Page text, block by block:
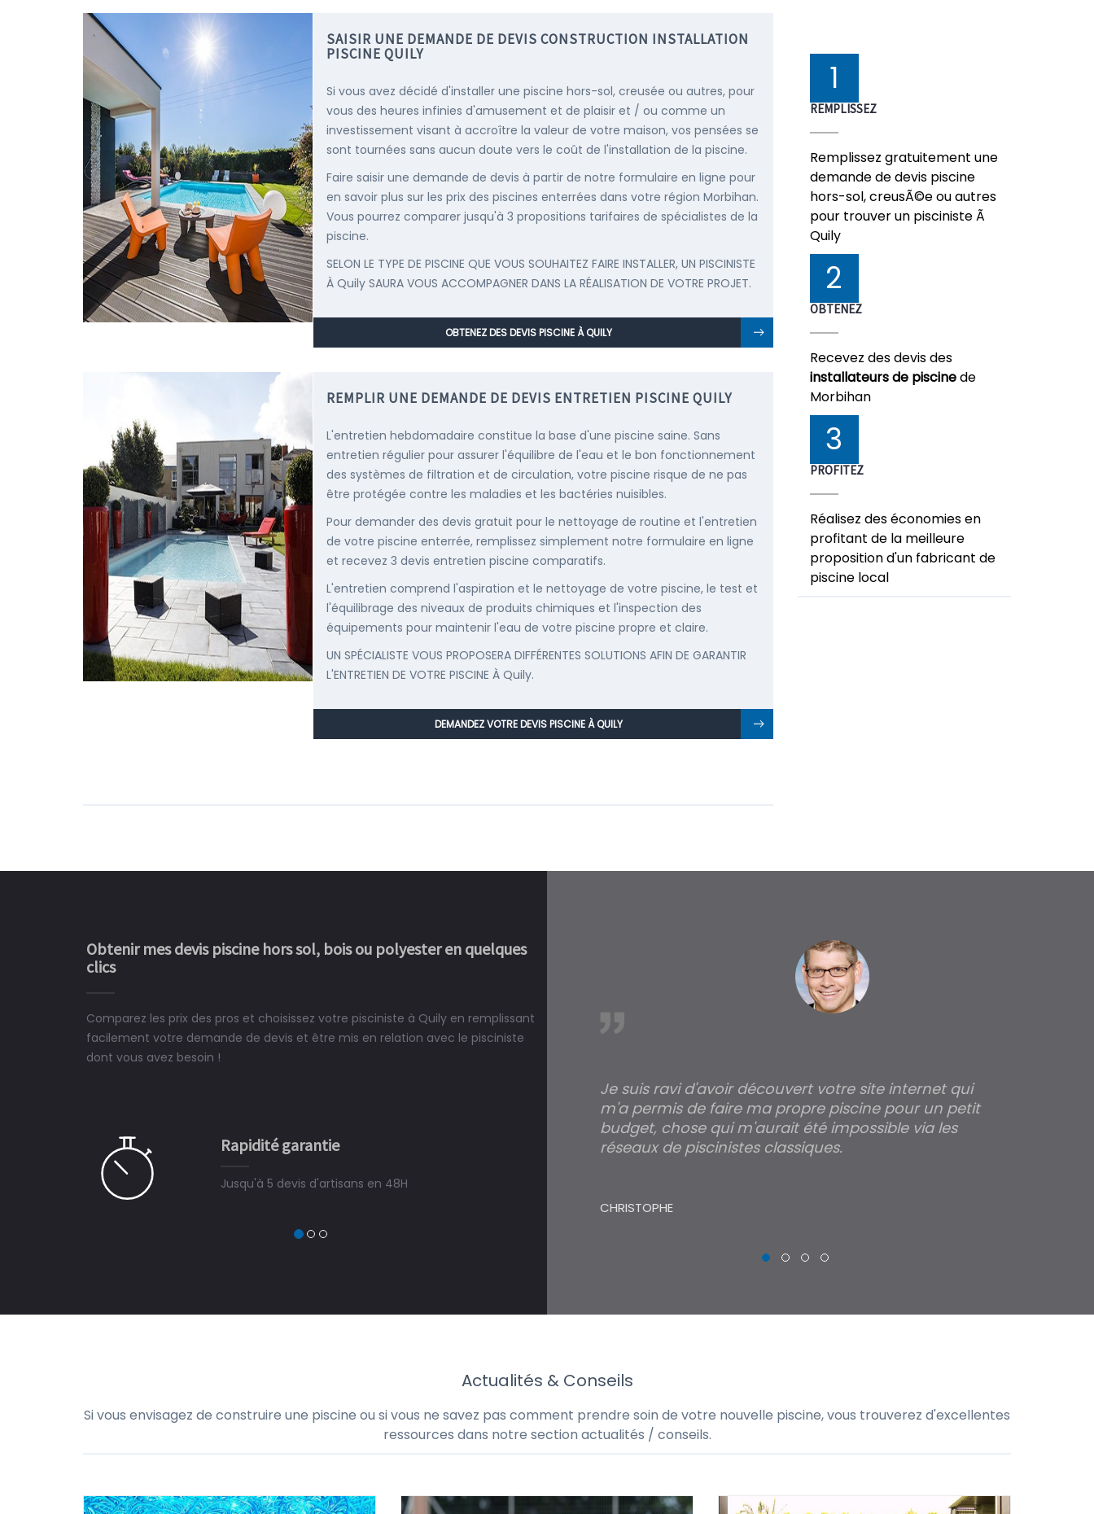
SAISIR UNE DEMANDE DE DEVIS CONSTRUCTION INSTALLATION
PISCINE QUILY
Si vous avez décidé d'installer une piscine hors-sol, creusée ou autres, pour
vous des heures infinies d'amusement et de plaisir et / ou comme un
investissement visant à accroître la valeur de votre maison, vos pensées se
sont tournées sans aucun doute vers le coût de l'installation de la piscine.
Faire saisir une demande de devis à partir de notre formulaire en ligne pour
en savoir plus sur les prix des piscines enterrées dans votre région Morbihan.
Vous pourrez comparer jusqu'à 3 propositions tarifaires de spécialistes de la
piscine.
SELON LE TYPE DE PISCINE QUE VOUS SOUHAITEZ FAIRE INSTALLER, UN PISCINISTE
À Quily SAURA VOUS ACCOMPAGNER DANS LA RÉALISATION DE VOTRE PROJET.
OBTENEZ DES DEVIS PISCINE À QUILY
REMPLIR UNE DEMANDE DE DEVIS ENTRETIEN PISCINE QUILY
L'entretien hebdomadaire constitue la base d'une piscine saine. Sans
entretien régulier pour assurer l'équilibre de l'eau et le bon fonctionnement
des systèmes de filtration et de circulation, votre piscine risque de ne pas
être protégée contre les maladies et les bactéries nuisibles.
Pour demander des devis gratuit pour le nettoyage de routine et l'entretien
de votre piscine enterrée, remplissez simplement notre formulaire en ligne
et recevez 3 devis entretien piscine comparatifs.
L'entretien comprend l'aspiration et le nettoyage de votre piscine, le test et
l'équilibrage des niveaux de produits chimiques et l'inspection des
équipements pour maintenir l'eau de votre piscine propre et claire.
UN SPÉCIALISTE VOUS PROPOSERA DIFFÉRENTES SOLUTIONS AFIN DE GARANTIR
L'ENTRETIEN DE VOTRE PISCINE À Quily.
DEMANDEZ VOTRE DEVIS PISCINE À QUILY
1
REMPLISSEZ
Remplissez gratuitement une
demande de devis piscine
hors-sol, creusÃ©e ou autres
pour trouver un pisciniste Ã
Quily
2
OBTENEZ
Recevez des devis des
installateurs de piscinede
Morbihan
3
PROFITEZ
Réalisez des économies en
profitant de la meilleure
proposition d'un fabricant de
piscine local
Obtenir mes devis piscine hors sol, bois ou polyester en quelques
clics
Comparez les prix des pros et choisissez votre pisciniste à Quily en remplissant
facilement votre demande de devis et être mis en relation avec le pisciniste
dont vous avez besoin !
Rapidité garantie
Jusqu'à 5 devis d'artisans en 48H
Simple et rapide
devis travaux piscine hors sol, bois ou polyester et
ne peut plus s'en passer.
Le rêve devient enfin réalité, une piscine est bien
construit chez moi.
Je suis ravi d'avoir découvert votre site internet qui
m'a permis de faire ma propre piscine pour un petit
budget, chose qui m'aurait été impossible via les
réseaux de piscinistes classiques.
CHRISTOPHE
Actualités & Conseils
Si vous envisagez de construire une piscine ou si vous ne savez pas comment prendre soin de votre nouvelle piscine, vous trouverez d'excellentes
ressources dans notre section actualités / conseils.